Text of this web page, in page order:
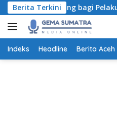
Langsung
ke
konten
Berita Terkini
bagi Pelaku Usaha
Indeks Headline Berita Aceh